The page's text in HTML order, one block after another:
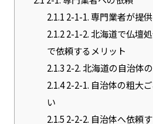
2.1.1 2-1-1. 専門業者が提
2.1.22-1-2. 北海道で仏壇
で依頼するメリット
2.1.3 2-2. 北海道の自治体
2.1.42-2-1. 自治体の粗大
い
2.1.5 2-2-2. 自治体へ依頼